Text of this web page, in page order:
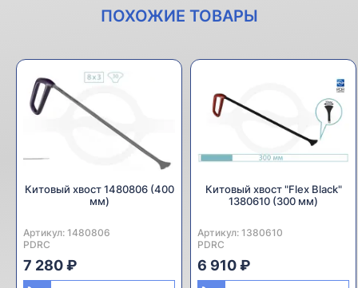
ПОХОЖИЕ ТОВАРЫ
Китовый хвост 1480806 (400
мм)
Артикул: 1480806
Производитель:
PDRC
7 280 ₽
Китовый хвост "Flex Black"
1380610 (300 мм)
Артикул: 1380610
Производитель:
PDRC
6 910 ₽